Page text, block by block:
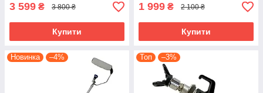
3 599 ₴ 3 800 ₴
Купити
1 999 ₴ 2 100 ₴
Купити
Новинка –4% Топ –3%